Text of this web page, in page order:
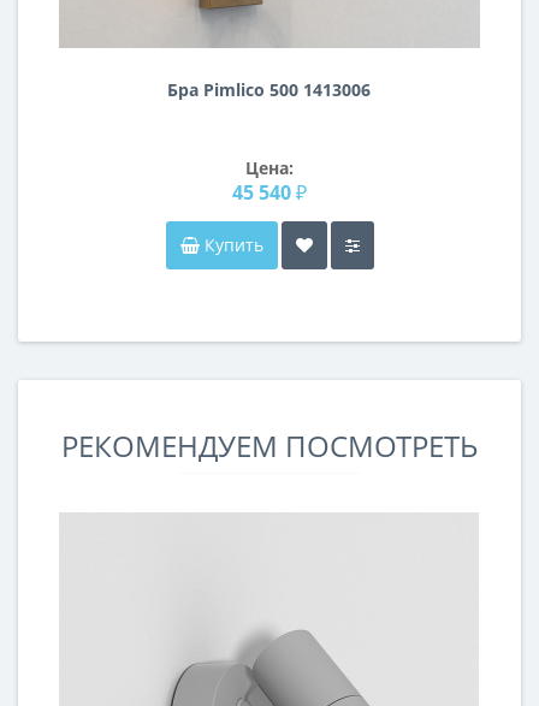
Бра Pimlico 500 1413006
Цена:
45 540 ₽
Купить
РЕКОМЕНДУЕМ ПОСМОТРЕТЬ